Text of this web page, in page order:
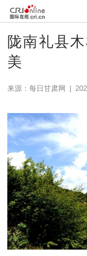
陇南礼县
美
来源： 每日甘肃网 |